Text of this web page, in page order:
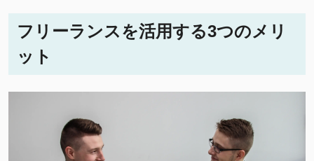
フリーランスを活用する3つのメリ
ット